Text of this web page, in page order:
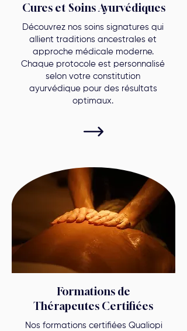
Cures et Soins Ayurvédiques
Découvrez nos soins signatures qui
allient traditions ancestrales et
approche médicale moderne.
Chaque protocole est personnalisé
selon votre constitution
ayurvédique pour des résultats
optimaux.
Formations de
Thérapeutes Certifiées
Nos formations certifiées Qualiopi